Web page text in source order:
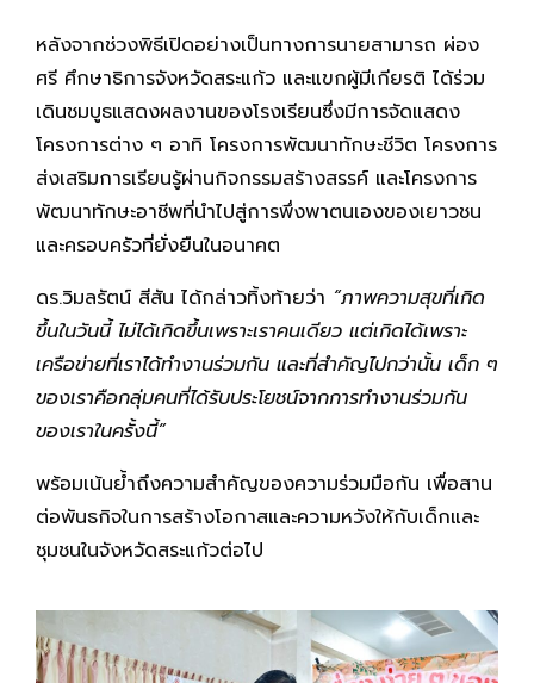
หลังจากช่วงพิธีเปิดอย่างเป็นทางการนายสามารถ ผ่อง
ศรี ศึกษาธิการจังหวัดสระแก้ว และแขกผู้มีเกียรติ ได้ร่วม
เดินชมบูธแสดงผลงานของโรงเรียนซึ่งมีการจัดแสดง
โครงการต่าง ๆ อาทิ โครงการพัฒนาทักษะชีวิต โครงการ
ส่งเสริมการเรียนรู้ผ่านกิจกรรมสร้างสรรค์ และโครงการ
พัฒนาทักษะอาชีพที่นำไปสู่การพึ่งพาตนเองของเยาวชน
และครอบครัวที่ยั่งยืนในอนาคต
ดร.วิมลรัตน์ สีสัน ได้กล่าวทิ้งท้ายว่า “ภาพความสุขที่เกิด
ขึ้นในวันนี้ ไม่ได้เกิดขึ้นเพราะเราคนเดียว แต่เกิดได้เพราะ
เครือข่ายที่เราได้ทำงานร่วมกัน และที่สำคัญไปกว่านั้น เด็ก ๆ
ของเราคือกลุ่มคนที่ได้รับประโยชน์จากการทำงานร่วมกัน
ของเราในครั้งนี้”
พร้อมเน้นย้ำถึงความสำคัญของความร่วมมือกัน เพื่อสาน
ต่อพันธกิจในการสร้างโอกาสและความหวังให้กับเด็กและ
ชุมชนในจังหวัดสระแก้วต่อไป